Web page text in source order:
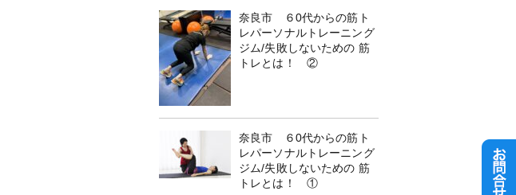
奈良市 ６0代からの筋ト
レパーソナルトレーニング
ジム/失敗しないための 筋
トレとは！ ②
奈良市 ６0代からの筋ト
レパーソナルトレーニング
ジム/失敗しないための 筋
トレとは！ ①